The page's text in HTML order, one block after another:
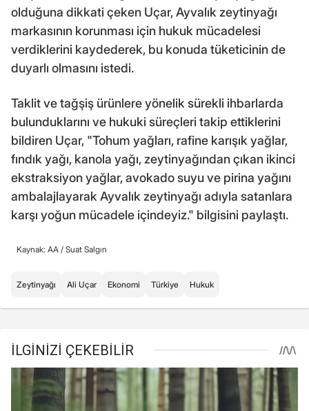
olduğuna dikkati çeken Uçar, Ayvalık zeytinyağı
markasının korunması için hukuk mücadelesi
verdiklerini kaydederek, bu konuda tüketicinin de
duyarlı olmasını istedi.
Taklit ve tağşiş ürünlere yönelik sürekli ihbarlarda
bulunduklarını ve hukuki süreçleri takip ettiklerini
bildiren Uçar, "Tohum yağları, rafine karışık yağlar,
fındık yağı, kanola yağı, zeytinyağından çıkan ikinci
ekstraksiyon yağlar, avokado suyu ve pirina yağını
ambalajlayarak Ayvalık zeytinyağı adıyla satanlara
karşı yoğun mücadele içindeyiz." bilgisini paylaştı.
Kaynak: AA / Suat Salgın
Zeytinyağı Ali Uçar Ekonomi Türkiye Hukuk